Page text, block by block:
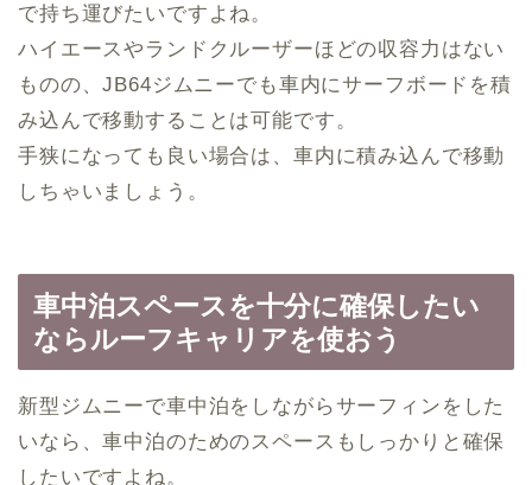
で持ち運びたいですよね。
ハイエースやランドクルーザーほどの収容力はない
ものの、JB64ジムニーでも車内にサーフボードを積
み込んで移動することは可能です。
手狭になっても良い場合は、車内に積み込んで移動
しちゃいましょう。
車中泊スペースを十分に確保したい
ならルーフキャリアを使おう
新型ジムニーで車中泊をしながらサーフィンをした
いなら、車中泊のためのスペースもしっかりと確保
したいですよね。